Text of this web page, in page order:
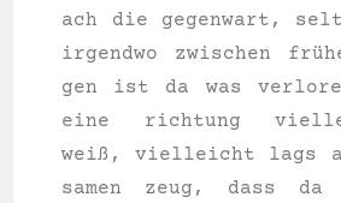
ach die gegen­wart,
irgend­wo zwi­schen
gen ist da was
eine rich­tung
weiß, viel­leicht lags
sa­men zeug, dass da